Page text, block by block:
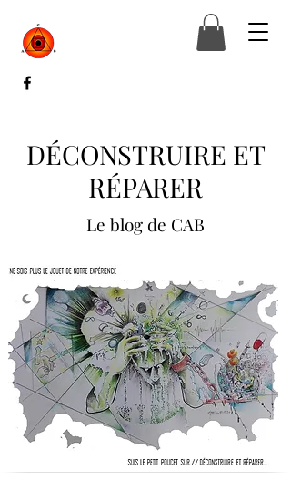
DÉCONSTRUIRE ET
RÉPARER
Le blog de CAB